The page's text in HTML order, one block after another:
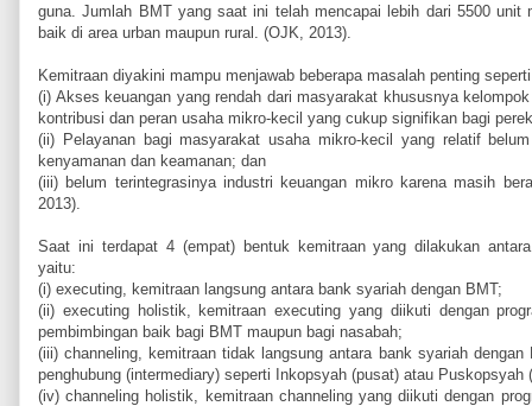
guna. Jumlah BMT yang saat ini telah mencapai lebih dari 5500 unit
baik di area urban maupun rural. (OJK, 2013).
Kemitraan diyakini mampu menjawab beberapa masalah penting
(i) Akses keuangan yang rendah dari masyarakat khususnya
kontribusi dan peran usaha mikro-kecil yang cukup signifikan bagi
(ii) Pelayanan bagi masyarakat usaha mikro-kecil yang relatif
kenyamanan dan keamanan; dan
(iii) belum terintegrasinya industri keuangan mikro karena masih
2013).
Saat ini terdapat 4 (empat) bentuk kemitraan yang dilakukan
yaitu:
(i) executing, kemitraan langsung antara bank syariah dengan BMT;
(ii) executing holistik, kemitraan executing yang diikuti dengan
pembimbingan baik bagi BMT maupun bagi nasabah;
(iii) channeling, kemitraan tidak langsung antara bank syariah dengan
penghubung (intermediary) seperti Inkopsyah (pusat) atau Puskopsyah
(iv) channeling holistik, kemitraan channeling yang diikuti dengan